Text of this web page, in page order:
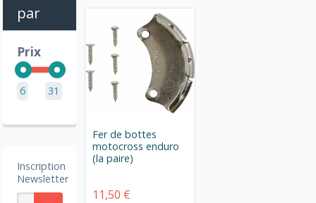
Fer de bottes
motocross enduro
(la paire)
11,50 €
par
Prix
6 31
Inscription
Newsletter